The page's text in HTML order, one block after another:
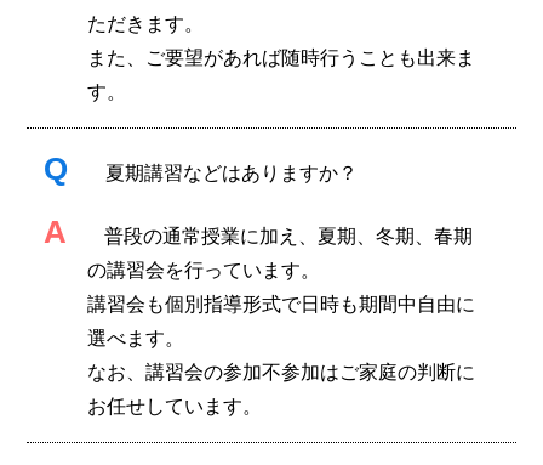
ただきます。
また、ご要望があれば随時行うことも出来ま
す。
Q 夏期講習などはありますか？
A
普段の通常授業に加え、夏期、冬期、春期
の講習会を行っています。
講習会も個別指導形式で日時も期間中自由に
選べます。
なお、講習会の参加不参加はご家庭の判断に
お任せしています。